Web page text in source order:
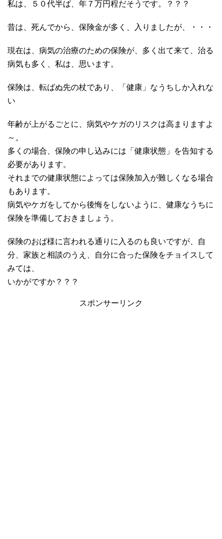
私は、５０代半ば、年７万円程だそうです。？？？
昔は、死んでから、保険金が多く、入りましたが、・・・
現在は、病気の治療のための保険が、多く出て来て、治る
病気も多く、私は、思います。
保険は、転ばぬ先の杖であり、「健康」なうちしか入れな
い
年齢が上がるごとに、病気やケガのリスクは高まりますよ
～。
多くの場合、保険の申し込みには「健康状態」を告知する
必要があります。
それまでの健康状態によっては保険加入が難しくなる場合
もあります。
病気やケガをしてから後悔をしないように、健康なうちに
保険を準備しておきましょう。
保険のおば様に言われる通りに入るのも良いですが、自
分、家族と相談のうえ、自分に合った保険をチョイスして
みては、
いかがですか？？？
スポンサーリンク